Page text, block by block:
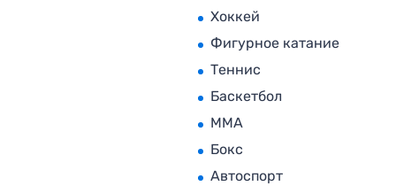
Хоккей
Фигурное катание
Теннис
Баскетбол
MMA
Бокс
Автоспорт